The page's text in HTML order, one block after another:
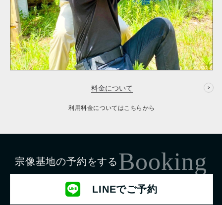
料金について
利用料金についてはこちらから
Booking
宗像基地の予約をする
LINEでご予約